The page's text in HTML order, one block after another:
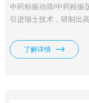
中药粉振动筛/中药粉振
引进瑞士技术，研制出
了解详情